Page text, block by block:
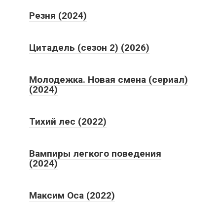
Резня (2024)
Цитадель (сезон 2) (2026)
Молодежка. Новая смена (сериал)
(2024)
Тихий лес (2022)
Вампиры легкого поведения
(2024)
Максим Оса (2022)